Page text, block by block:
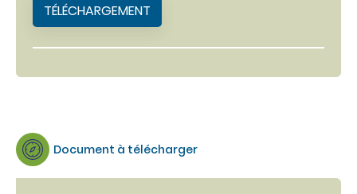
TÉLÉCHARGEMENT
Document à télécharger